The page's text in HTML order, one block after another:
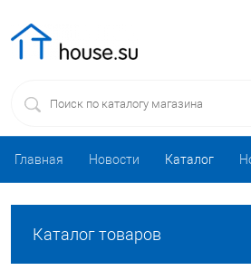
Главная Новости Каталог
Каталог товаров